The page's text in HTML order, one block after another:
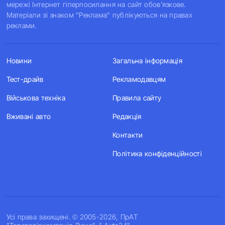
мережі Інтернет гіперпосилання на сайт обов'язкове.
Матеріали зі знаком "Реклама" публікуються на правах
реклами.
Усi права захищенi. © 2005-2026, ПрАТ
Новини
Тест-драйв
Військова техніка
Вживані авто
Загальна інформація
Рекламодавцям
Правила сайту
Редакція
Контакти
Політика конфіденційності